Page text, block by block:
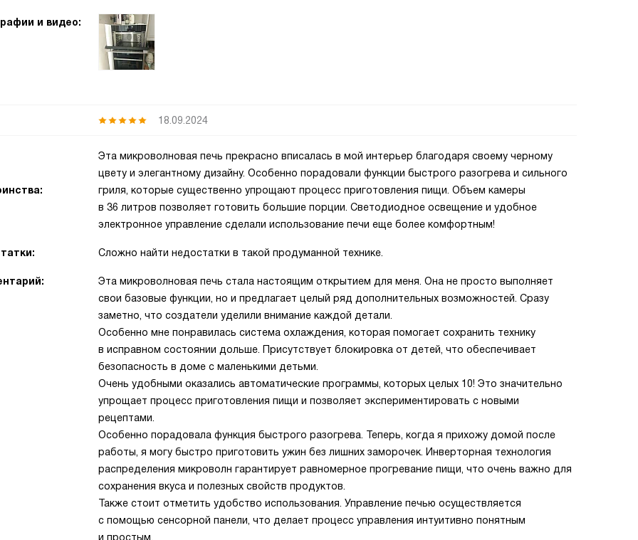
и видео:
18.09.2024
Эта микроволновая печь прекрасно вписалась в мой интерьер благодаря своему черному
цвету и элегантному дизайну. Особенно порадовали функции быстрого разогрева и сильного
гриля, которые существенно упрощают процесс приготовления пищи. Объем камеры
в 36 литров позволяет готовить большие порции. Светодиодное освещение и удобное
электронное управление сделали использование печи еще более комфортным!
Сложно найти недостатки в такой продуманной технике.
Эта микроволновая печь стала настоящим открытием для меня. Она не просто выполняет
свои базовые функции, но и предлагает целый ряд дополнительных возможностей. Сразу
заметно, что создатели уделили внимание каждой детали.
Особенно мне понравилась система охлаждения, которая помогает сохранить технику
в исправном состоянии дольше. Присутствует блокировка от детей, что обеспечивает
безопасность в доме с маленькими детьми.
Очень удобными оказались автоматические программы, которых целых 10! Это значительно
упрощает процесс приготовления пищи и позволяет экспериментировать с новыми
рецептами.
Особенно порадовала функция быстрого разогрева. Теперь, когда я прихожу домой после
работы, я могу быстро приготовить ужин без лишних заморочек. Инверторная технология
распределения микроволн гарантирует равномерное прогревание пищи, что очень важно для
сохранения вкуса и полезных свойств продуктов.
Также стоит отметить удобство использования. Управление печью осуществляется
с помощью сенсорной панели, что делает процесс управления интуитивно понятным
и простым.